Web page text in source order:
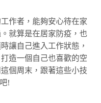
作者，能夠安心待在家
就算是在居家防疫，也
讓自己進入工作狀態，
造一個自己也喜歡的空
個周末，跟著這些小技
!